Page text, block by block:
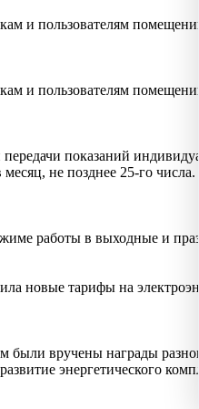
пользователям
пользователям
показаний
не позднее 25-го
работы в выходные и
тарифы на
были вручены награды
энергетического